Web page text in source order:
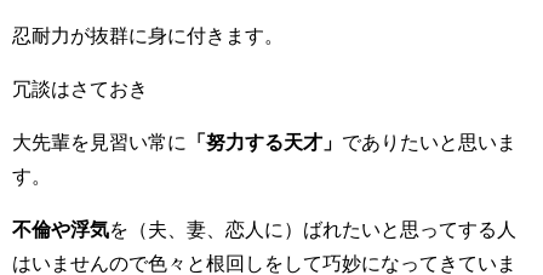
忍耐力が抜群に身に付きます。
冗談はさておき
大先輩を見習い常に 「努力する天才」 でありたいと思いま
す。
不倫や浮気を（夫、妻、恋人に）ばれたいと思ってする人
はいませんので色々と根回しをして巧妙になってきていま